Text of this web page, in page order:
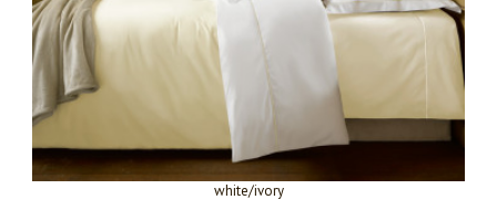
white/ivory